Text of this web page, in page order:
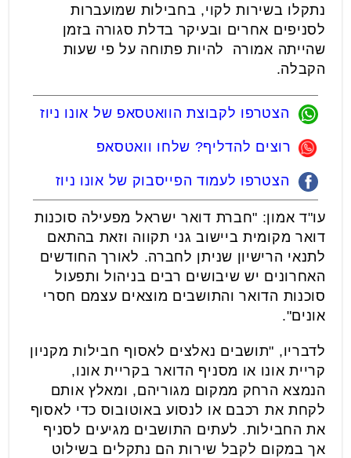
נתקלו בשירות לקוי, בחבילות שמועברות
לסניפים אחרים ובעיקר בדלת סגורה בזמן
שהייתה אמורה להיות פתוחה על פי שעות
הקבלה.
הצטרפו לקבוצת הוואטסאפ של אונו ניוז
רוצים להדליף? שלחו וואטסאפ
הצטרפו לעמוד הפייסבוק של אונו ניוז
עו"ד אמון: "חברת דואר ישראל מפעילה סוכנות
דואר מקומית ביישוב גני תקווה וזאת בהתאם
לתנאי הרישיון שניתן לחברה. לאורך החודשים
האחרונים יש שיבושים רבים בניהול ותפעול
סוכנות הדואר והתושבים מוצאים עצמם חסרי
אונים".
לדבריו, "תושבים נאלצים לאסוף חבילות מקניון
קריית אונו או מסניף הדואר בקריית אונו,
הנמצא הרחק ממקום מגוריהם, ומאלץ אותם
לקחת את רכבם או לנסוע באוטובוס כדי לאסוף
את החבילות. לעתים התושבים מגיעים לסניף
אך במקום לקבל שירות הם נתקלים בשילוט